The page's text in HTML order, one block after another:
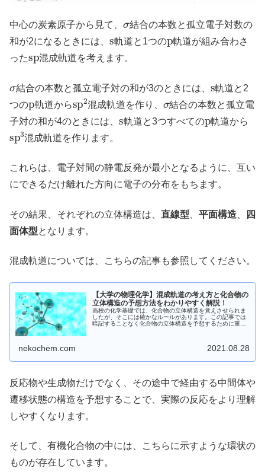
中心の炭素原子から見て、
結合の本数と孤立電子対数の
和が2になるときには、
s
軌道と1つの
p
軌道が組み合わさ
った
p
混成軌道を考えます。
結合の本数と孤立電子対の和が3のときには、
s
軌道と2
つの
軌道から
p2
混成軌道を作り、
結合の本数と孤立電
子対の和が4のときには、
軌道と3つすべての 軌道から
p3
混成軌道を作ります。
これらは、電子対間の静電反発が最小となるように、互い
にできるだけ離れた方向に電子の分布をもちます。
その結果、それぞれの立体構造は、 直線型 平面構造
四
面体型となります。
混成軌道については、こちらの記事も参照してください。
【大学の物理化学】混成軌道の考え方と化合物の
立体構造の予想方法をわかりやすく解説！
高校の化学基礎では、化合物の立体構造を覚えさせられま
したが、そこには確かなルールがあります。この記事では
暗記することなく化合物の立体構造を予想するために重要
nekochem.com 2021.08.28
反応物や生成物だけでなく、その途中で経由する中間体や
遷移状態の構造を予想することで、実際の反応をより理解
しやすくなります。
そして、有機化合物の中には、こちらに示すような環状の
ものが存在しています。